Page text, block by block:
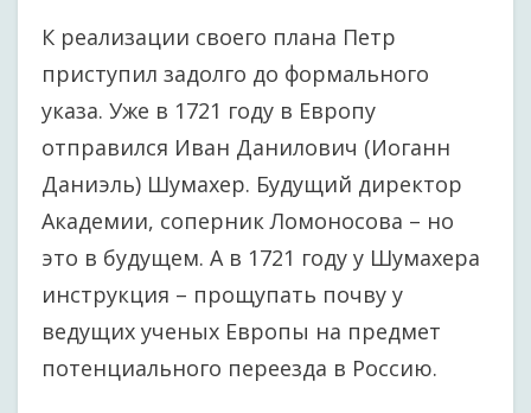
К реализации своего плана Петр
приступил задолго до формального
указа. Уже в 1721 году в Европу
отправился Иван Данилович (Иоганн
Даниэль) Шумахер. Будущий директор
Академии, соперник Ломоносова – но
это в будущем. А в 1721 году у Шумахера
инструкция – прощупать почву у
ведущих ученых Европы на предмет
потенциального переезда в Россию.